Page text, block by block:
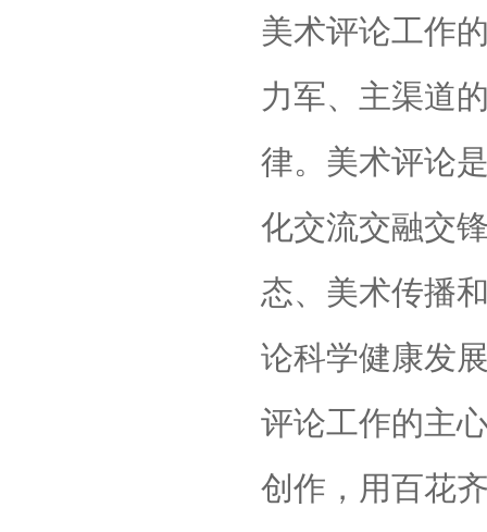
美术评论工作
力军、主渠道
律。美术评论
化交流交融交
态、美术传播
论科学健康发
评论工作的主
创作，用百花